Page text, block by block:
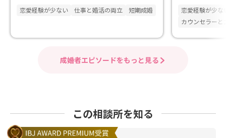
恋愛経験が少ない 仕事と婚活の両立 短期成婚
恋愛経験が少な
カウンセラーと
成婚者エピソードをもっと見る
この相談所を知る